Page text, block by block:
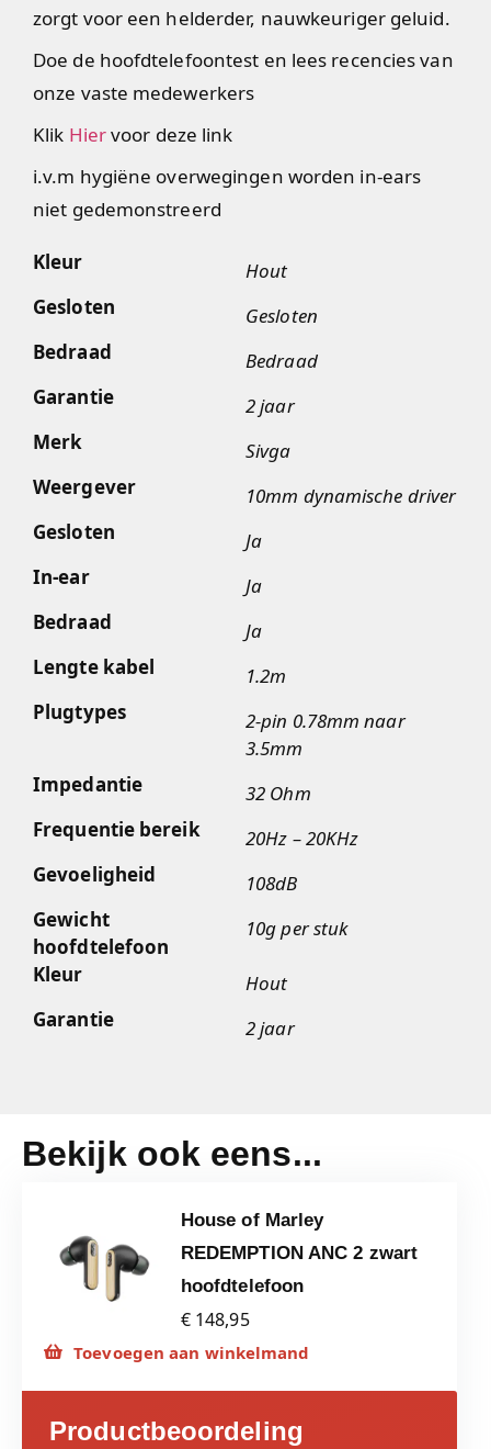
zorgt voor een helderder, nauwkeuriger geluid.
Doe de hoofdtelefoontest en lees recencies van
onze vaste medewerkers
Klik Hiervoor deze link
i.v.m hygiëne overwegingen worden in-ears
niet gedemonstreerd
Kleur
Hout
Gesloten
Gesloten
Bedraad
Bedraad
Garantie
2 jaar
Merk
Sivga
Weergever
10mm dynamische driver
Gesloten
Ja
In-ear
Ja
Bedraad
Ja
Lengte kabel
1.2m
Plugtypes
2-pin 0.78mm naar
3.5mm
Impedantie
32 Ohm
Frequentie bereik
20Hz – 20KHz
Gevoeligheid
108dB
Gewicht
hoofdtelefoon
10g per stuk
Kleur
Hout
Garantie
2 jaar
Bekijk ook eens...
House of Marley
REDEMPTION ANC 2 zwart
hoofdtelefoon
€ 148,95
Toevoegen aan winkelmand
Productbeoordeling